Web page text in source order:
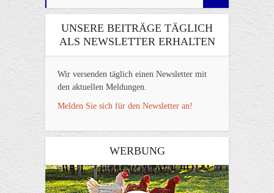
UNSERE BEITRÄGE TÄGLICH
ALS NEWSLETTER ERHALTEN
Wir versenden täglich einen Newsletter mit
den aktuellen Meldungen.
Melden Sie sich für den Newsletter an!
WERBUNG